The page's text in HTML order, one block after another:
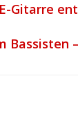
Gitarre